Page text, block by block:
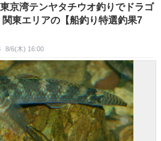
京湾テンヤタチウオ釣りでドラゴ
関東エリアの【船釣り特選釣果7
8/6(木) 16:00